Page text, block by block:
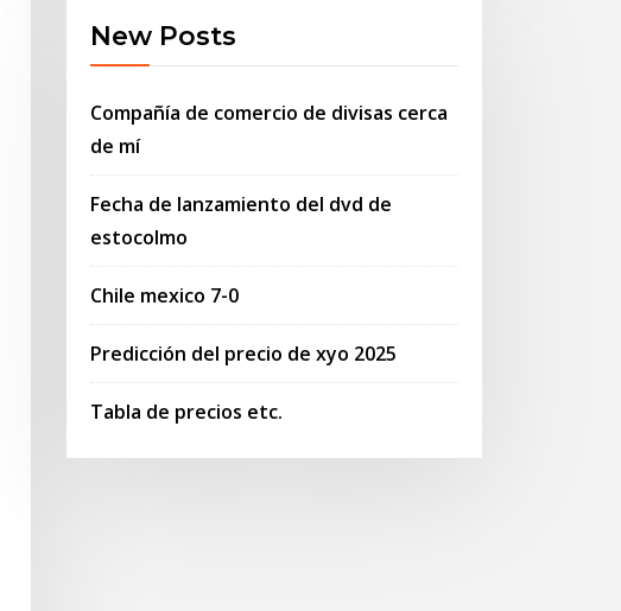
New Posts
Compañía de comercio de divisas cerca
de mí
Fecha de lanzamiento del dvd de
estocolmo
Chile mexico 7-0
Predicción del precio de xyo 2025
Tabla de precios etc.